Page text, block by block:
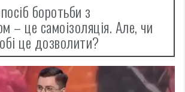
боротьби з
– це самоізоляція. Але, чи
це дозволити?